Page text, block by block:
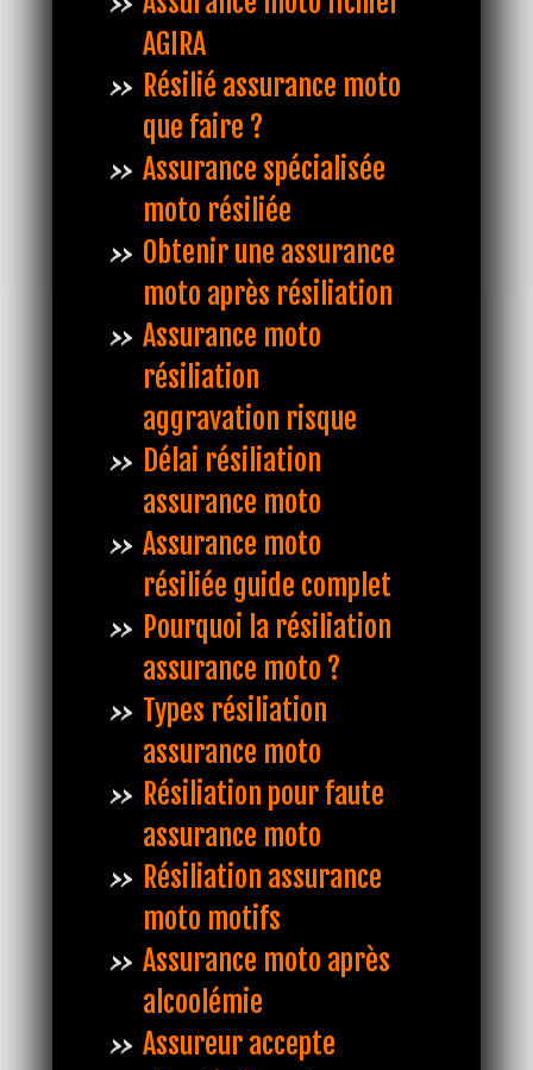
AGIRA
Résilié assurance moto
que faire ?
Assurance spécialisée
moto résiliée
Obtenir une assurance
moto après résiliation
Assurance moto
résiliation
aggravation risque
Délai résiliation
assurance moto
Assurance moto
résiliée guide complet
Pourquoi la résiliation
assurance moto ?
Types résiliation
assurance moto
Résiliation pour faute
assurance moto
Résiliation assurance
moto motifs
Assurance moto après
alcoolémie
Assureur accepte